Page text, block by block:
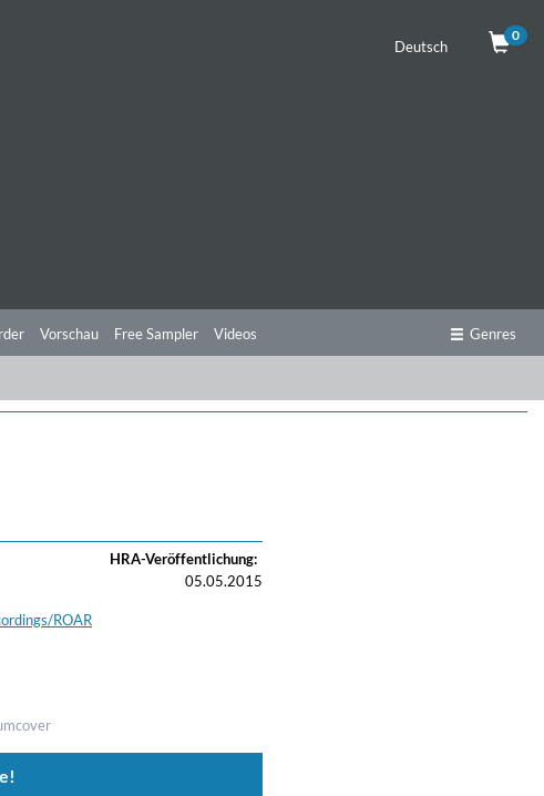
Deutsch
0
Vorschau Free Sampler Videos Genres
HRA-Veröffentlichung:
05.05.2015
ROAR